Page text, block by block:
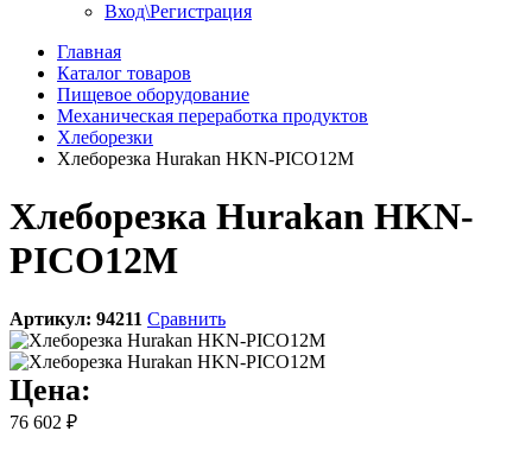
Вход\Регистрация
Главная
Каталог товаров
Пищевое оборудование
Механическая переработка продуктов
Хлеборезки
Хлеборезка Hurakan HKN-PICO12M
Хлеборезка Hurakan HKN-
PICO12M
Артикул: 94211 Сравнить
Цена:
76 602 ₽